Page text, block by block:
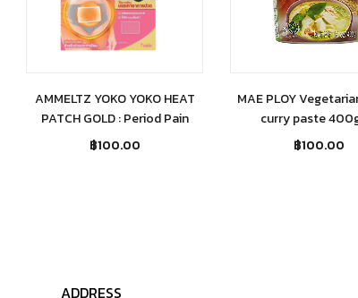
AMMELTZ YOKO YOKO HEAT
PATCH GOLD : Period Pain
฿100.00
MAE PLOY
curry paste
฿100.00
ADDRESS